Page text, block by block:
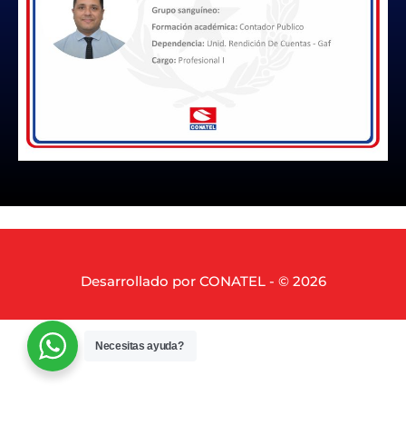
Desarrollado por CONATEL - © 2026
Necesitas ayuda?